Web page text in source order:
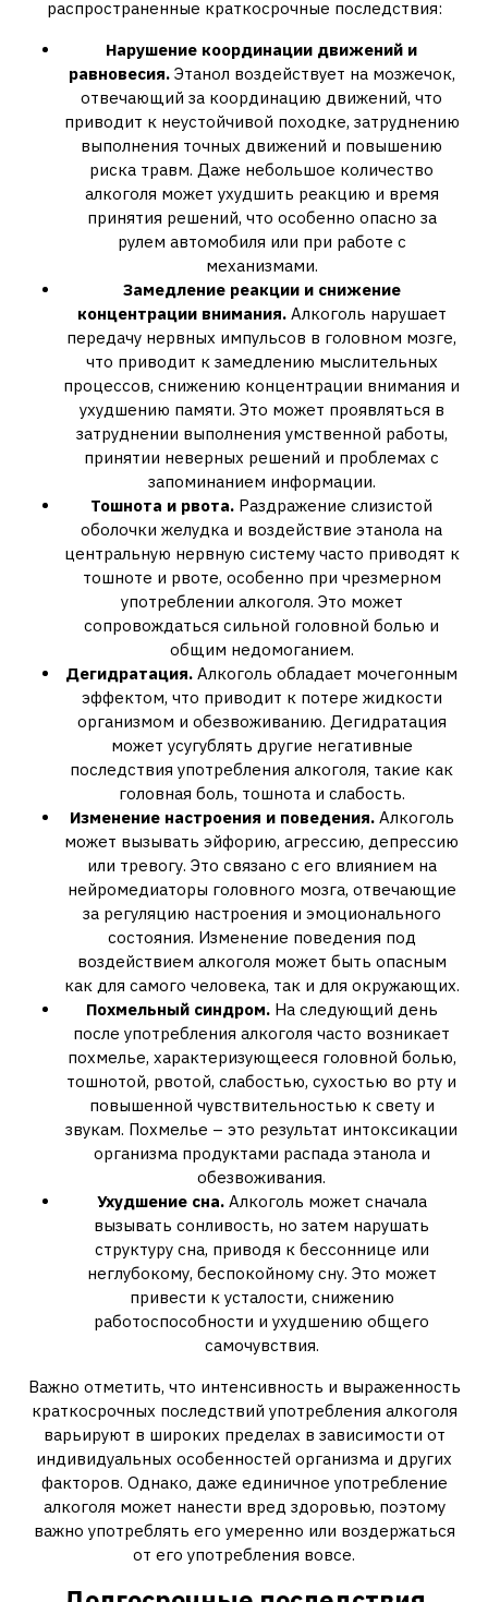
распространенные краткосрочные последствия:
Нарушение координации движений и
равновесия.Этанол воздействует на мозжечок‚
отвечающий за координацию движений‚ что
приводит к неустойчивой походке‚ затруднению
выполнения точных движений и повышению
риска травм. Даже небольшое количество
алкоголя может ухудшить реакцию и время
принятия решений‚ что особенно опасно за
рулем автомобиля или при работе с
механизмами.
Замедление реакции и снижение
концентрации внимания.Алкоголь нарушает
передачу нервных импульсов в головном мозге‚
что приводит к замедлению мыслительных
процессов‚ снижению концентрации внимания и
ухудшению памяти. Это может проявляться в
затруднении выполнения умственной работы‚
принятии неверных решений и проблемах с
запоминанием информации.
Тошнота и рвота. Раздражение слизистой
оболочки желудка и воздействие этанола на
центральную нервную систему часто приводят к
тошноте и рвоте‚ особенно при чрезмерном
употреблении алкоголя. Это может
сопровождаться сильной головной болью и
общим недомоганием.
Дегидратация. Алкоголь обладает мочегонным
эффектом‚ что приводит к потере жидкости
организмом и обезвоживанию. Дегидратация
может усугублять другие негативные
последствия употребления алкоголя‚ такие как
головная боль‚ тошнота и слабость.
Изменение настроения и поведения.Алкоголь
может вызывать эйфорию‚ агрессию‚ депрессию
или тревогу. Это связано с его влиянием на
нейромедиаторы головного мозга‚ отвечающие
за регуляцию настроения и эмоционального
состояния. Изменение поведения под
воздействием алкоголя может быть опасным
как для самого человека‚ так и для окружающих.
Похмельный синдром.На следующий день
после употребления алкоголя часто возникает
похмелье‚ характеризующееся головной болью‚
тошнотой‚ рвотой‚ слабостью‚ сухостью во рту и
повышенной чувствительностью к свету и
звукам. Похмелье – это результат интоксикации
организма продуктами распада этанола и
обезвоживания.
Ухудшение сна.Алкоголь может сначала
вызывать сонливость‚ но затем нарушать
структуру сна‚ приводя к бессоннице или
неглубокому‚ беспокойному сну. Это может
привести к усталости‚ снижению
работоспособности и ухудшению общего
самочувствия.
Важно отметить‚ что интенсивность и выраженность
краткосрочных последствий употребления алкоголя
варьируют в широких пределах в зависимости от
индивидуальных особенностей организма и других
факторов. Однако‚ даже единичное употребление
алкоголя может нанести вред здоровью‚ поэтому
важно употреблять его умеренно или воздержаться
от его употребления вовсе.